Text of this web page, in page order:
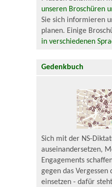
unseren Broschüren
Sie sich informieren
planen. Einige
in verschiedenen
Gedenkbuch
Sich mit der NS-
auseinandersetzen,
Engagements
gegen das Vergessen
einsetzen - dafür